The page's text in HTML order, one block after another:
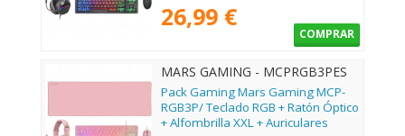
26,99 €
COMPRAR
MARS GAMING - MCPRGB3PES
Pack Gaming Mars Gaming MCP-
RGB3P/ Teclado RGB + Ratón Óptico
+ Alfombrilla XXL + Auriculares